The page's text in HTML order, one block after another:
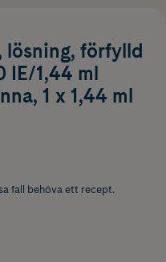
lösning, förfylld
IE/1,44 ml
1 x 1,44 ml
fall behöva ett recept.